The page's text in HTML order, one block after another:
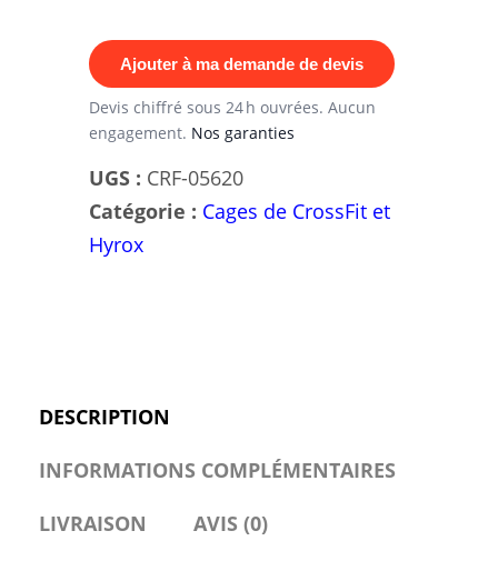
Cage
Crossfit
Ajouter à ma demande de devis
Devis chiffré sous 24 h ouvrées. Aucun
engagement. Nos garanties
UGS : CRF-05620
Catégorie : Cages de CrossFit et
Hyrox
DESCRIPTION
INFORMATIONS COMPLÉMENTAIRES
LIVRAISON
AVIS (0)